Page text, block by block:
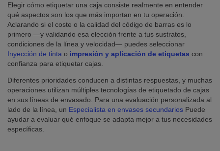
Elegir cómo etiquetar una caja consiste realmente en entender
qué aspectos son los que más importan en tu operación.
Aclarando si el coste o la calidad del código de barras es lo
primero —y validando esa elección frente a tus sustratos,
condiciones de la línea y velocidad— puedes seleccionar
Inyección de tinta o impresión y aplicación de etiquetas con
confianza para etiquetar cajas.
Diferentes prioridades conducen a distintas respuestas, y muchas
operaciones utilizan múltiples tecnologías de etiquetado de cajas
en sus líneas de envasado. Para una evaluación personalizada al
lado de la línea, un Especialista en envases secundarios Puede
ayudar a evaluar qué enfoque se adapta mejor a tus necesidades
específicas.